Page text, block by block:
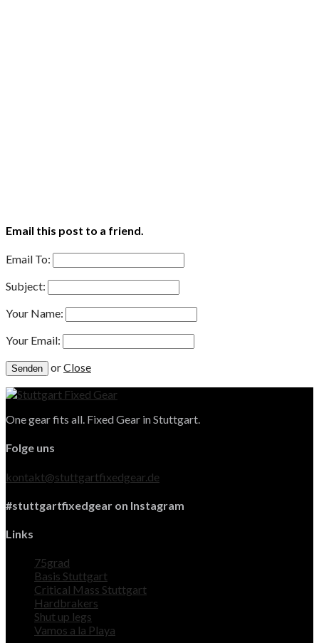
Email this post to a friend.
Email To:
Subject:
Your Name:
Your Email:
orClose
One gear fits all. Fixed Gear in Stuttgart.
Folge uns
kontakt@stuttgartfixedgear.de
#stuttgartfixedgear on Instagram
Links
75grad
Basis Stuttgart
Critical Mass Stuttgart
Hardbrakers
Shut up legs
Vamos a la Playa